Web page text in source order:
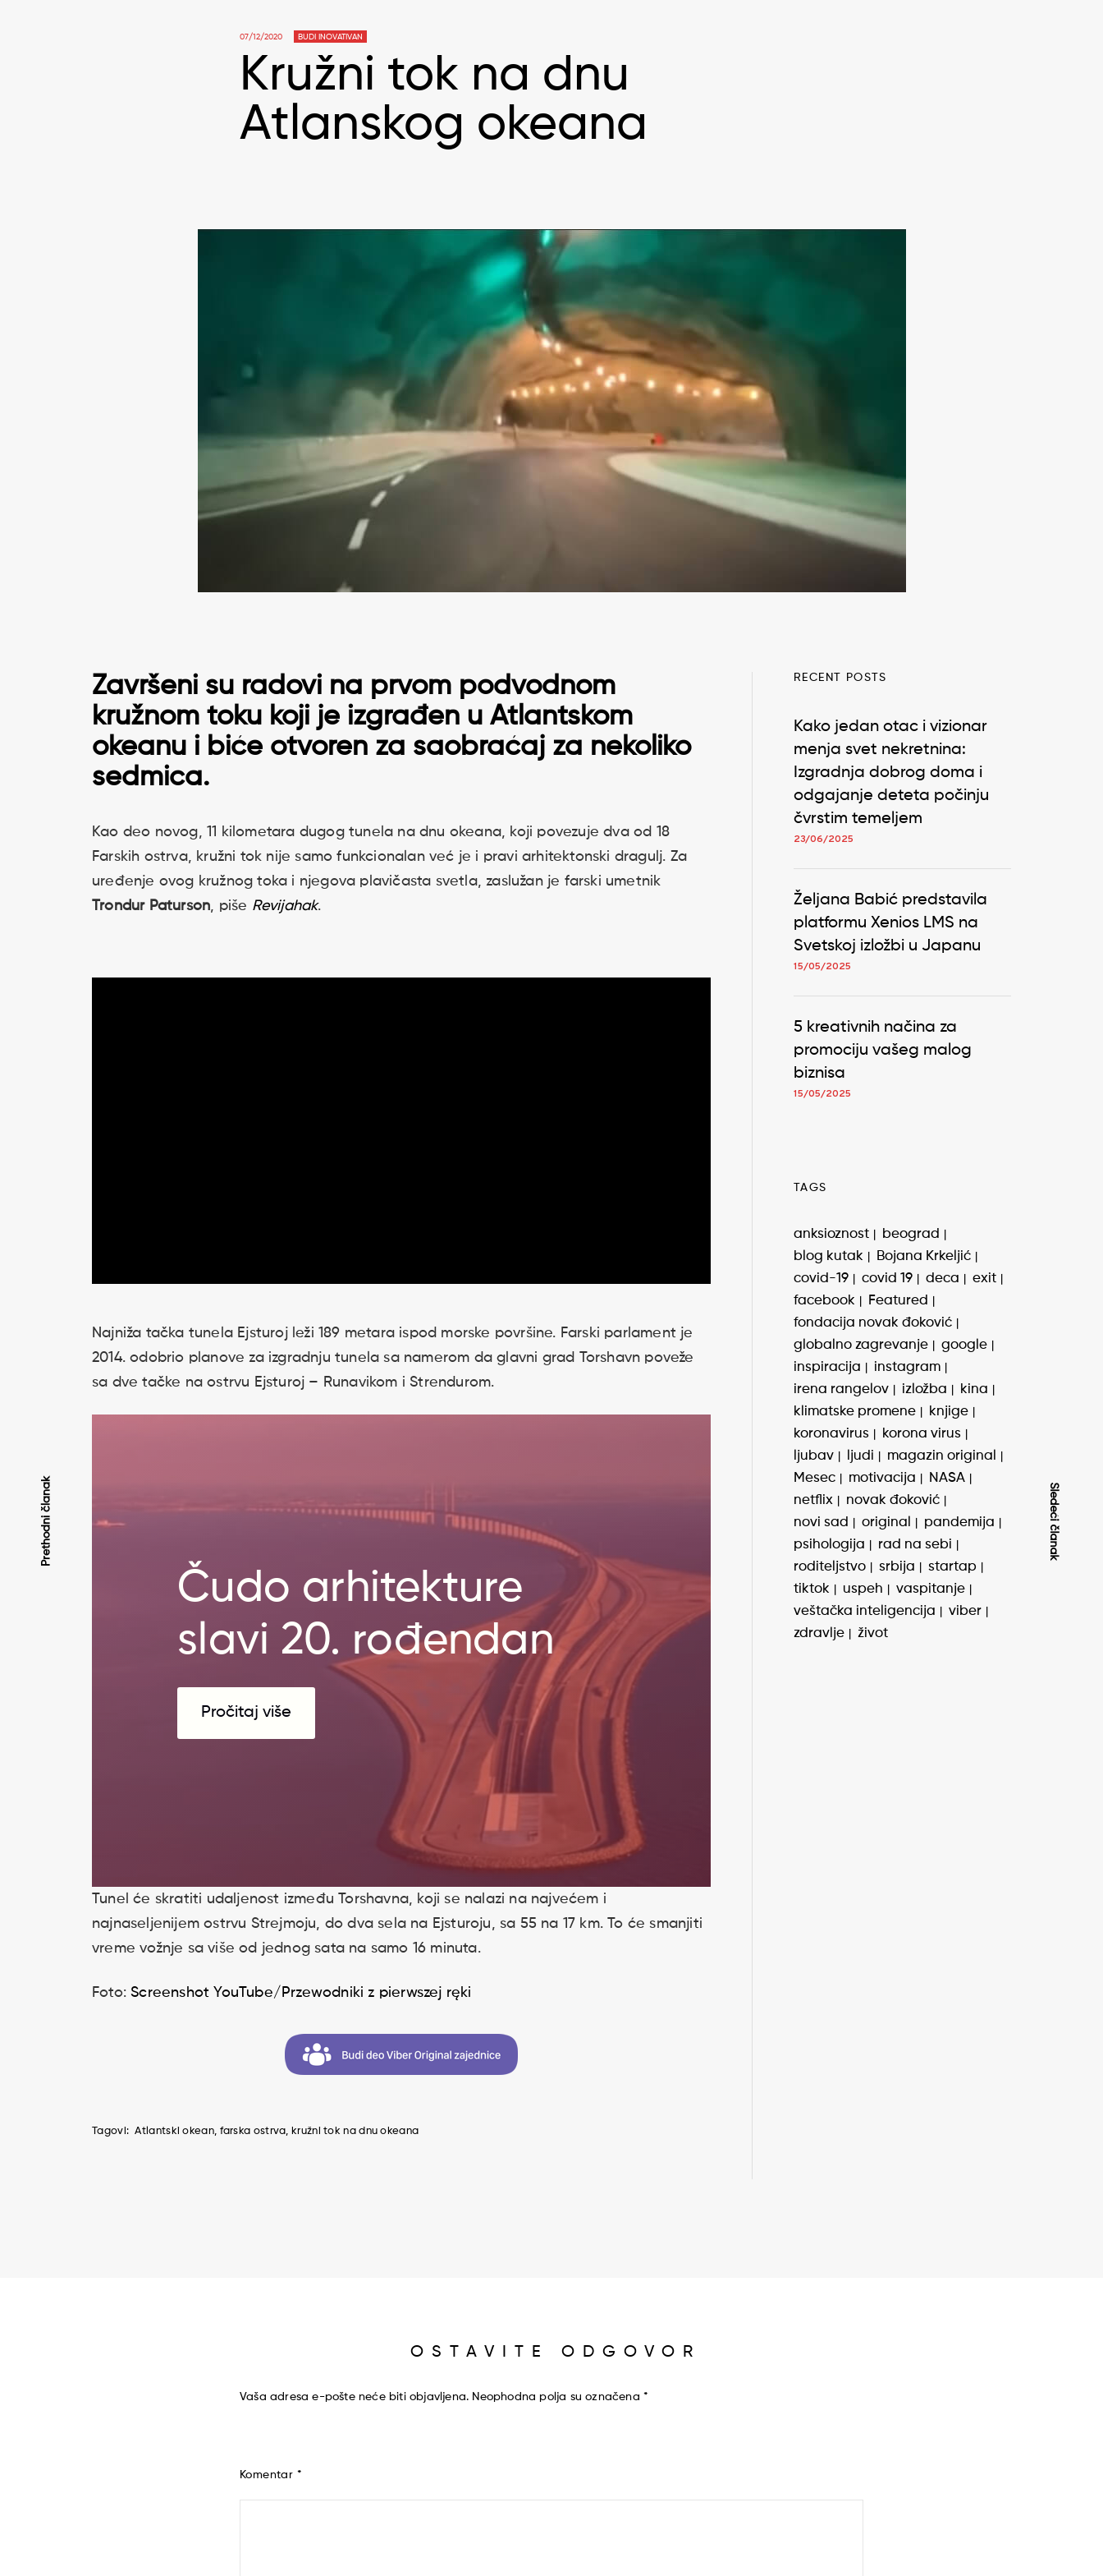
07/12/2020 BUDI INOVATIVAN
Kružni tok na dnu
Atlanskog okeana
Završeni su radovi na prvom podvodnom
kružnom toku koji je izgrađen u Atlantskom
okeanu i biće otvoren za saobraćaj za nekoliko
sedmica.
Kao deo novog, 11 kilometara dugog tunela na dnu okeana, koji povezuje dva od 18
Farskih ostrva, kružni tok nije samo funkcionalan već je i pravi arhitektonski dragulj. Za
uređenje ovog kružnog toka i njegova plavičasta svetla, zaslužan je farski umetnik
Trondur Paturson, piše Revijahak.
Najniža tačka tunela Ejsturoj leži 189 metara ispod morske površine. Farski parlament je
2014. odobrio planove za izgradnju tunela sa namerom da glavni grad Torshavn poveže
sa dve tačke na ostrvu Ejsturoj – Runavikom i Strendurom.
Čudo arhitekture
slavi 20. rođendan
Pročitaj više
Tunel će skratiti udaljenost između Torshavna, koji se nalazi na najvećem i
najnaseljenijem ostrvu Strejmoju, do dva sela na Ejsturoju, sa 55 na 17 km. To će smanjiti
vreme vožnje sa više od jednog sata na samo 16 minuta.
Foto: Screenshot YouTube/Przewodniki z pierwszej ręki
Tagovi: Atlantski okean farska ostrva kružni tok na dnu okeana
Kretanje
članaka
Prethodni članak Sledeći članak
RECENT POSTS
Kako jedan otac i vizionar
menja svet nekretnina:
Izgradnja dobrog doma i
odgajanje deteta počinju
čvrstim temeljem
23/06/2025
Željana Babić predstavila
platformu Xenios LMS na
Svetskoj izložbi u Japanu
15/05/2025
5 kreativnih načina za
promociju vašeg malog
biznisa
15/05/2025
TAGS
anksioznost
beograd
blog kutak
Bojana Krkeljić
covid-19
covid 19 deca
exit
facebook
Featured
fondacija novak đoković
globalno zagrevanje
google
inspiracija
instagram
irena rangelov
izložba
kina
klimatske promene
knjige
koronavirus
korona virus
ljubav
ljudi
magazin original
Mesec
motivacija
NASA
netflix
novak đoković
novi sad
original
pandemija
psihologija
rad na sebi
roditeljstvo
srbija
startap
tiktok
uspeh
vaspitanje
veštačka inteligencija
viber
zdravlje
život
OSTAVITE ODGOVOR
Vaša adresa e-pošte neće biti objavljena. Neophodna polja su označena*
Komentar *